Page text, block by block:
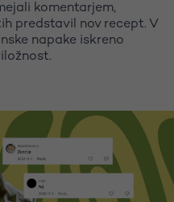
komentarjem,
predstavil nov recept. V
napake iskreno